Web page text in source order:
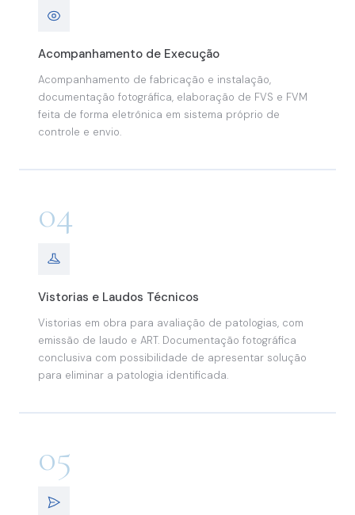
Acompanhamento de Execução
Acompanhamento de fabricação e instalação,
documentação fotográfica, elaboração de FVS e FVM
feita de forma eletrônica em sistema próprio de
controle e envio.
04
Vistorias e Laudos Técnicos
Vistorias em obra para avaliação de patologias, com
emissão de laudo e ART. Documentação fotográfica
conclusiva com possibilidade de apresentar solução
para eliminar a patologia identificada.
05